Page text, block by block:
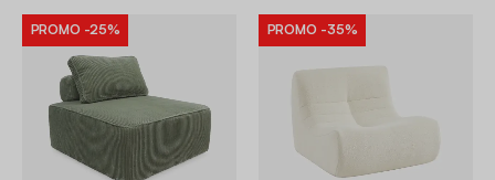
PROMO -25% PROMO -35%